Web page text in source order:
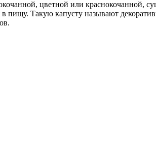
цветной или краснокочанной,
пищу. Такую капусту называют